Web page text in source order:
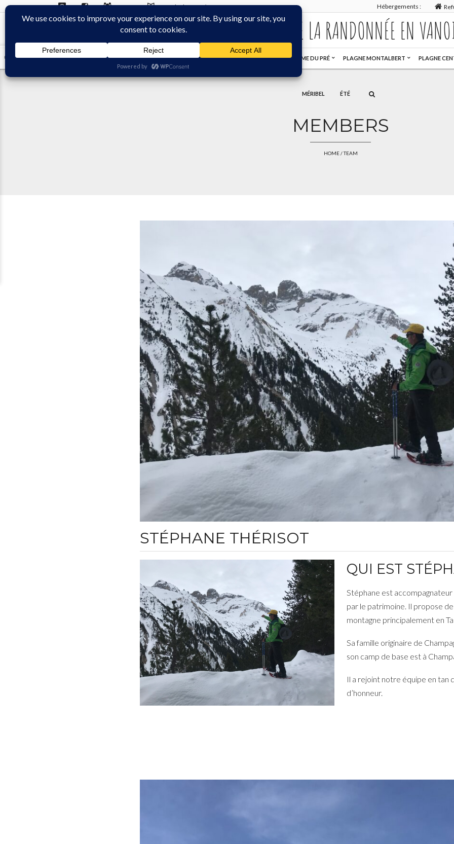
Contact On parle de nous :) Hébergements :
MAISON DE LA RANDONNÉE EN
WEEK-END RAQUETTE TREKK RAQUETTE AVENTURE RAQUETTE GOURMANDE NOTRE DAME DU PRÉ PLAGNE MONTALBERT PLAGNE
MÉRIBEL ÉTÉ
MEMBERS
HOME/ TEAM
STÉPHANE THÉRISOT
QUI EST
Stéphane est accompagnateur
par le patrimoine. Il propose
montagne principalement en
Sa famille originaire de
son camp de base est à
Il a rejoint notre équipe en
d’honneur.